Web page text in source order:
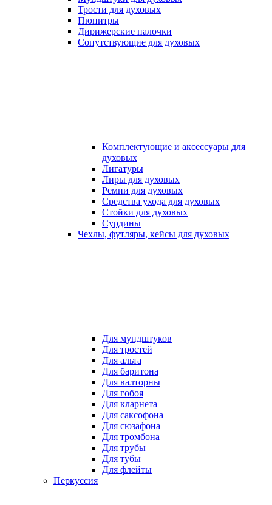
Трости для духовых
Пюпитры
Дирижерские палочки
Сопутствующие для духовых
Комплектующие и аксессуары для
духовых
Лигатуры
Лиры для духовых
Ремни для духовых
Средства ухода для духовых
Стойки для духовых
Сурдины
Чехлы, футляры, кейсы для духовых
Для мундштуков
Для тростей
Для альта
Для баритона
Для валторны
Для гобоя
Для кларнета
Для саксофона
Для сюзафона
Для тромбона
Для трубы
Для тубы
Для флейты
Перкуссия